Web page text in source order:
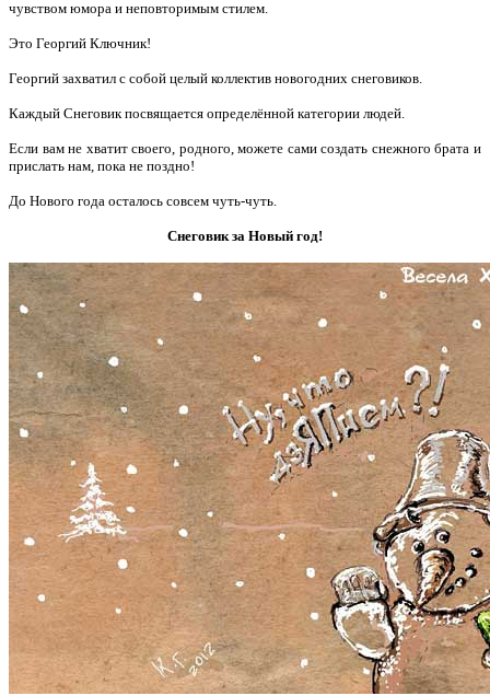
чувством юмора и неповторимым стилем.
Это Георгий Ключник!
Георгий захватил с собой целый коллектив новогодних снеговиков.
Каждый Снеговик посвящается определённой категории людей.
Если вам не хватит своего, родного, можете сами создать снежного брата и
прислать нам, пока не поздно!
До Нового года осталось совсем чуть-чуть.
Снеговик за Новый год!